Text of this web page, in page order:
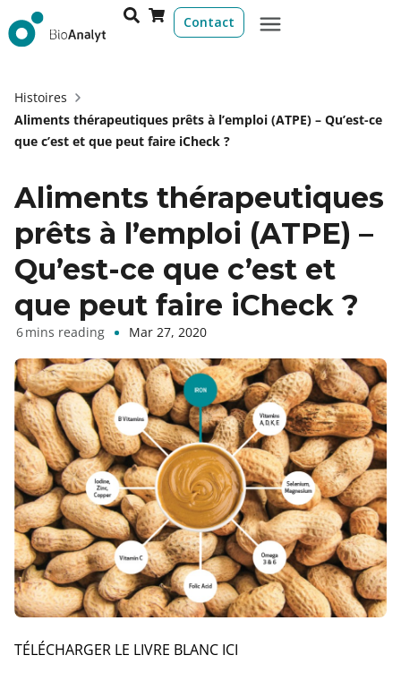
Contact
Histoires
Aliments thérapeutiques prêts à l’emploi (ATPE) – Qu’est-ce
que c’est et que peut faire iCheck ?
Aliments thérapeutiques
prêts à l’emploi (ATPE) –
Qu’est-ce que c’est et
que peut faire iCheck ?
Mar 27, 2020
TÉLÉCHARGER LE LIVRE BLANC ICI